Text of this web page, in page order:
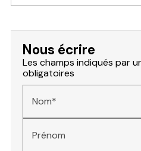
Nous écrire
Les champs indiqués par
obligatoires
Nom*
Prénom